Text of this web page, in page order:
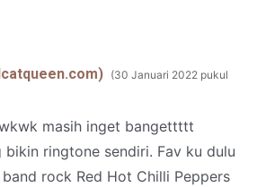
30 Januari 2022 pukul
masih inget bangettttt
bikin ringtone sendiri. Fav ku dulu
rock Red Hot Chilli Peppers